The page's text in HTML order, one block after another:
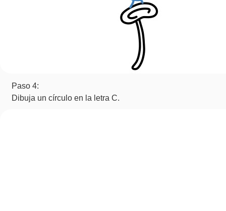
Paso 4:
Dibuja un círculo en la letra C.